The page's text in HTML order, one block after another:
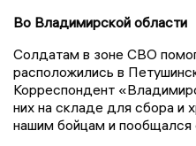
Во Владимирской области
Солдатам в зоне СВО
расположились в
Корреспондент
них на складе для сбора и
нашим бойцам и пообщался